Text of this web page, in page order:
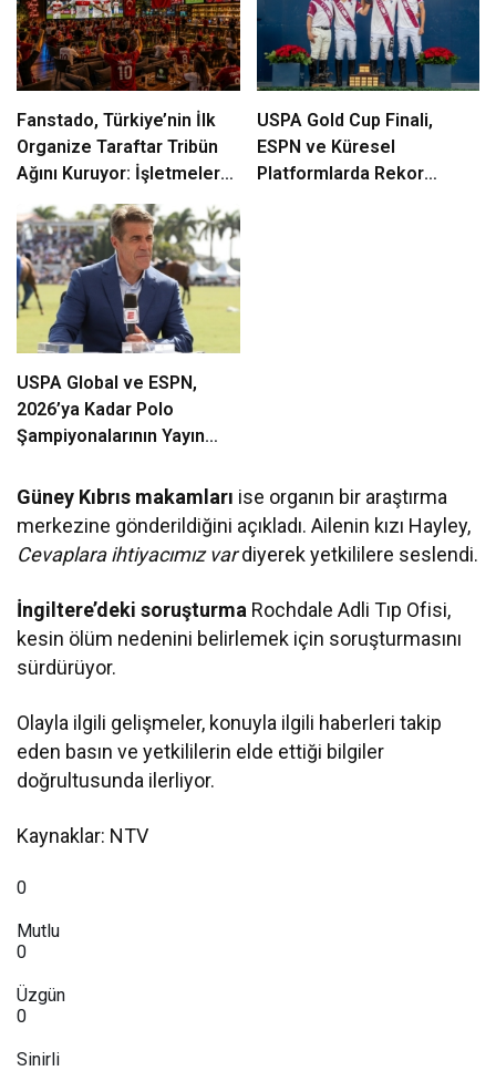
Fanstado, Türkiye’nin İlk
Organize Taraftar Tribün
Ağını Kuruyor: İşletmeler
İçin Başvurular Açıldı
USPA Gold Cup Finali,
ESPN ve Küresel
Platformlarda Rekor
USPA Global ve ESPN,
2026’ya Kadar Polo
Şampiyonalarının Yayın
Genişletti
Güney Kıbrıs makamları ise organın bir araştırma
merkezine gönderildiğini açıkladı. Ailenin kızı Hayley,
Cevaplara ihtiyacımız vardiyerek yetkililere seslendi.
İngiltere’deki soruşturma Rochdale Adli Tıp Ofisi,
kesin ölüm nedenini belirlemek için soruşturmasını
sürdürüyor.
Olayla ilgili gelişmeler, konuyla ilgili haberleri takip
eden basın ve yetkililerin elde ettiği bilgiler
doğrultusunda ilerliyor.
Kaynaklar: NTV
0
Mutlu
0
Üzgün
0
Sinirli